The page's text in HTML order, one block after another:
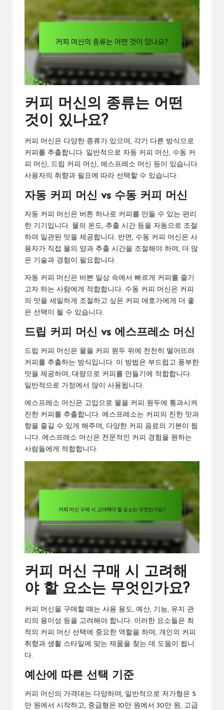
커피 머신의 종류는 어떤
것이 있나요?
커피 머신은 다양한 종류가 있으며, 각기 다른 방식으로
커피를 추출합니다. 일반적으로 자동 커피 머신, 수동 커
피 머신, 드립 커피 머신, 에스프레소 머신 등이 있습니다.
사용자의 취향과 필요에 따라 선택할 수 있습니다.
자동 커피 머신 vs 수동 커피 머신
자동 커피 머신은 버튼 하나로 커피를 만들 수 있는 편리
한 기기입니다. 물의 온도, 추출 시간 등을 자동으로 조절
하여 일관된 맛을 제공합니다. 반면, 수동 커피 머신은 사
용자가 직접 물의 양과 추출 시간을 조절해야 하며, 더 많
은 기술과 경험이 필요합니다.
자동 커피 머신은 바쁜 일상 속에서 빠르게 커피를 즐기
고자 하는 사람에게 적합합니다. 수동 커피 머신은 커피
의 맛을 세밀하게 조절하고 싶은 커피 애호가에게 더 좋
은 선택이 될 수 있습니다.
드립 커피 머신 vs 에스프레소 머신
드립 커피 머신은 물을 커피 원두 위에 천천히 떨어뜨려
커피를 추출하는 방식입니다. 이 방법은 부드럽고 풍부한
맛을 제공하며, 대량으로 커피를 만들기에 적합합니다.
일반적으로 가정에서 많이 사용됩니다.
에스프레소 머신은 고압으로 물을 커피 원두에 통과시켜
진한 커피를 추출합니다. 에스프레소는 커피의 진한 맛과
향을 즐길 수 있게 해주며, 다양한 커피 음료의 기본이 됩
니다. 에스프레소 머신은 전문적인 커피 경험을 원하는
사람들에게 적합합니다.
커피 머신 구매 시 고려해
야 할 요소는 무엇인가요?
커피 머신을 구매할 때는 사용 용도, 예산, 기능, 유지 관
리의 용이성 등을 고려해야 합니다. 이러한 요소들은 최
적의 커피 머신 선택에 중요한 역할을 하며, 개인의 커피
취향과 생활 스타일에 맞는 제품을 찾는 데 도움이 됩니
다.
예산에 따른 선택 기준
커피 머신의 가격대는 다양하며, 일반적으로 저가형은 5
만 원에서 시작하고, 중급형은 10만 원에서 30만 원, 고급